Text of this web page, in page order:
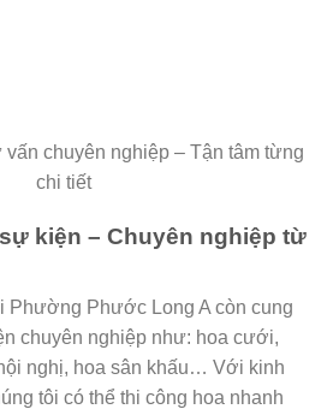
chuyên nghiệp – Tận tâm từng
chi tiết
kiện – Chuyên nghiệp từ
Phường Phước Long A còn cung
chuyên nghiệp như: hoa cưới,
nghị, hoa sân khấu… Với kinh
tôi có thể thi công hoa nhanh